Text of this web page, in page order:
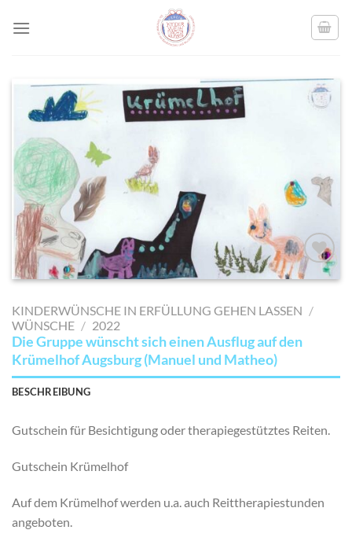
AUF MEINE
SETZEN
KINDERWÜNSCHE IN ERFÜLLUNG GEHEN LASSEN /
WÜNSCHE / 2022
Die Gruppe wünscht sich einen Ausflug auf den
Krümelhof Augsburg (Manuel und Matheo)
BESCHREIBUNG
Gutschein für Besichtigung oder therapiegestütztes Reiten.
Gutschein Krümelhof
Auf dem Krümelhof werden u.a. auch Reittherapiestunden
angeboten.